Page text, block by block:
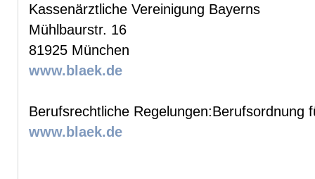
Kassenärztliche Vereinigung Bayerns
Mühlbaurstr. 16
81925 München
www.blaek.de
Berufsrechtliche Regelungen:Berufsordnung
www.blaek.de